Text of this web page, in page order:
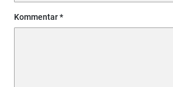
Kommentar